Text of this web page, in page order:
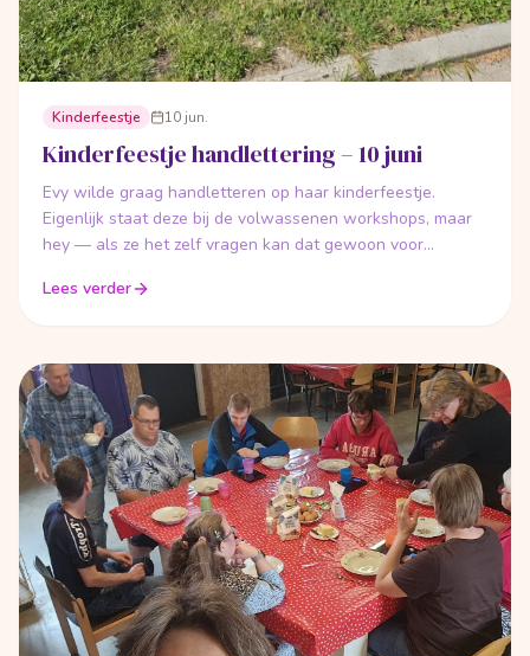
Kinderfeestje 10 jun.
Kinderfeestje handlettering – 10 juni
Evy wilde graag handletteren op haar kinderfeestje.
Eigenlijk staat deze bij de volwassenen workshops, maar
hey — als ze het zelf vragen kan dat gewoon voor
Lees verder